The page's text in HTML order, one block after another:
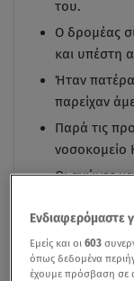
του.
Ο δρομέας
και υπέστη
Ήταν
παρείχαν
Παρά τις
νοσοκομείο
Οι αγώνες
Ενδιαφερόμαστε
Εμείς και οι603
όπως δεδομένα
έχουμε πρόσβαση σε